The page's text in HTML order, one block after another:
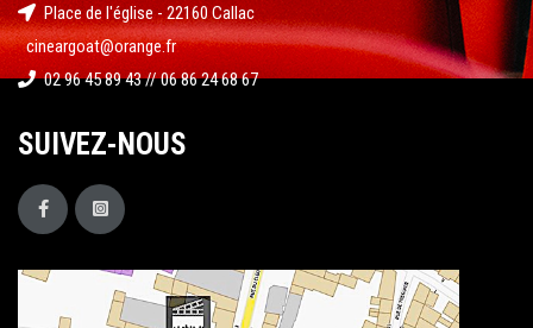
Place de l'église - 22160 Callac
cineargoat@orange.fr
02 96 45 89 43 // 06 86 24 68 67
SUIVEZ-NOUS